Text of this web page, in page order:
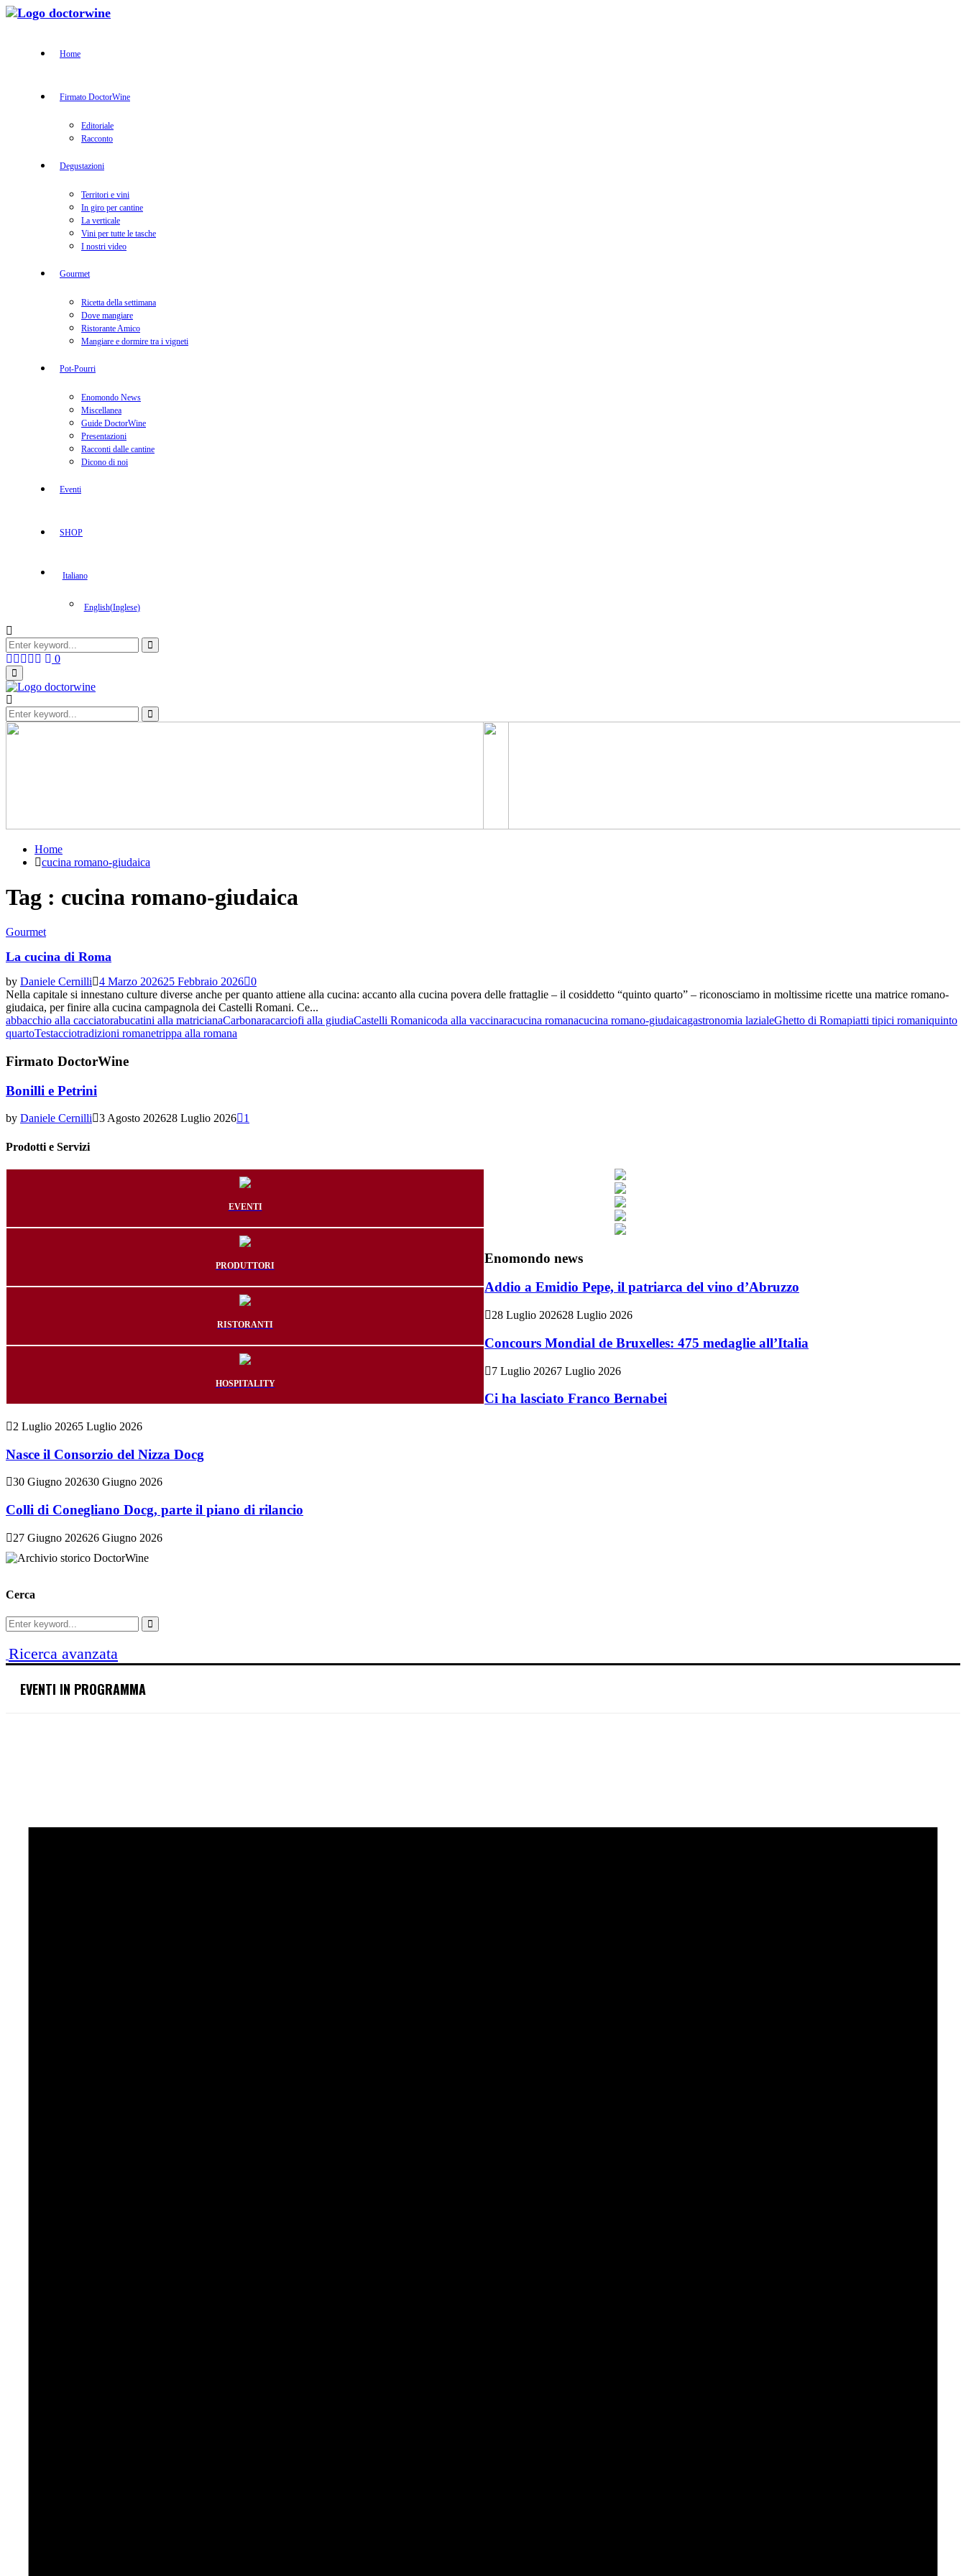
Home
Firmato DoctorWine
Editoriale
Racconto
Degustazioni
Territori e vini
In giro per cantine
La verticale
Vini per tutte le tasche
I nostri video
Gourmet
Ricetta della settimana
Dove mangiare
Ristorante Amico
Mangiare e dormire tra i vigneti
Pot-Pourri
Enomondo News
Miscellanea
Guide DoctorWine
Presentazioni
Racconti dalle cantine
Dicono di noi
Eventi
SHOP
Italiano
English(Inglese)
Search
for:
Search
Facebook
Twitter
Instagram
Linkedin
Youtube
0
Primary
Menu
Search
for:
Search
Home
cucina romano-giudaica
Tag : cucina romano-giudaica
Gourmet
La cucina di Roma
by Daniele Cernilli 4 Marzo 202625 Febbraio 2026 0
Nella capitale si innestano culture diverse anche per quanto attiene alla cucina: accanto alla cucina povera delle frattaglie – il cosiddetto “quinto quarto” – riconosciamo in moltissime ricette una matrice romano-
giudaica, per finire alla cucina campagnola dei Castelli Romani. Ce...
abbacchio alla cacciatorabucatini alla matricianaCarbonaracarciofi alla giudiaCastelli Romanicoda alla vaccinaracucina romanacucina romano-giudaicagastronomia lazialeGhetto di Romapiatti tipici romaniquinto
quartoTestacciotradizioni romanetrippa alla romana
Firmato DoctorWine
Bonilli e Petrini
by Daniele Cernilli 3 Agosto 202628 Luglio 2026 1
Prodotti e Servizi
EVENTI
PRODUTTORI
RISTORANTI
HOSPITALITY
Enomondo news
Addio a Emidio Pepe, il patriarca del vino d’Abruzzo
28 Luglio 202628 Luglio 2026
Concours Mondial de Bruxelles: 475 medaglie all’Italia
7 Luglio 20267 Luglio 2026
Ci ha lasciato Franco Bernabei
2 Luglio 20265 Luglio 2026
Nasce il Consorzio del Nizza Docg
30 Giugno 202630 Giugno 2026
Colli di Conegliano Docg, parte il piano di rilancio
27 Giugno 202626 Giugno 2026
Cerca
Search
for:
Search
Ricerca avanzata
EVENTI IN PROGRAMMA